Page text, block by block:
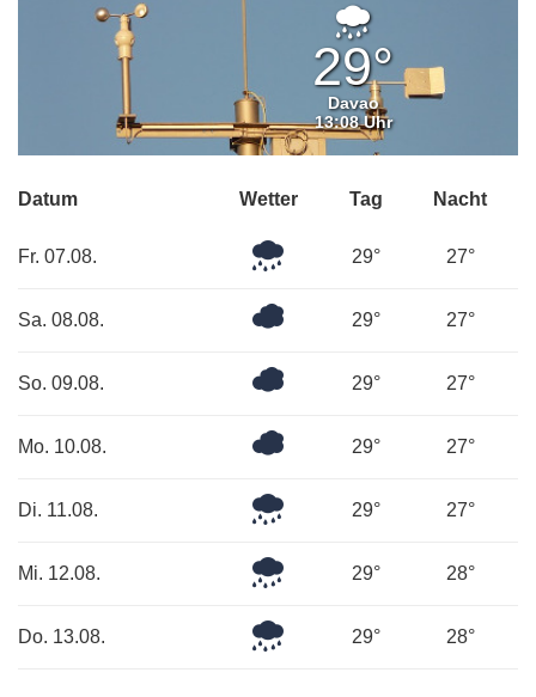
Leichter
Regen
29°
Davao
13:08 Uhr
Datum Wetter Tag Nacht
Fr. 07.08. 29° 27°
Sa. 08.08. 29° 27°
So. 09.08. 29° 27°
Mo. 10.08.
Überwiegend
29° 27°
Di. 11.08. 29° 27°
Mi. 12.08. 29° 28°
Do. 13.08. 29° 28°